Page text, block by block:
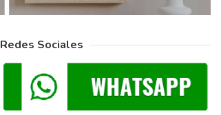
Redes Sociales